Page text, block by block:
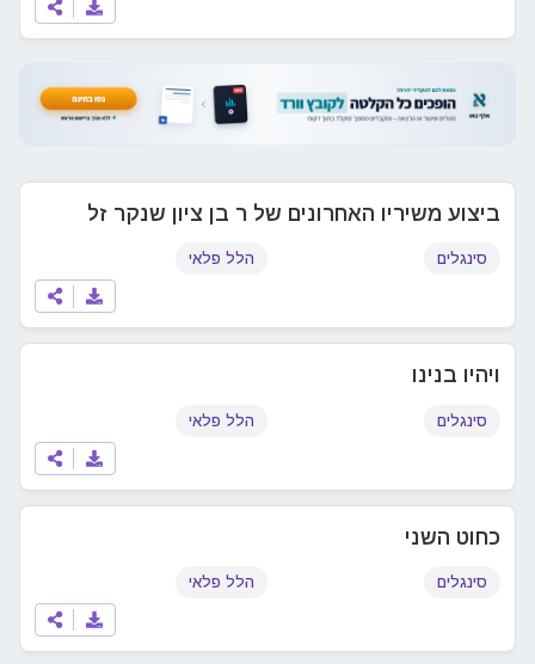
ביצוע משיריו האחרונים של ר בן ציון שנקר זל
סינגלים הלל פלאי
ויהיו בנינו
סינגלים הלל פלאי
כחוט השני
סינגלים הלל פלאי